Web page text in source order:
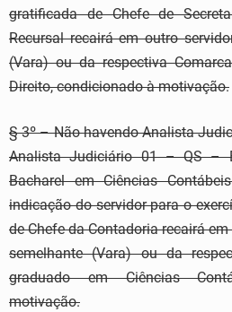
gratificada de Chefe de
Recursal recairá em outro
(Vara) ou da respectiva
Direito, condicionado à motivação.
§ 3º – Não havendo Analista
Analista Judiciário 01 – QS –
Bacharel em Ciências
indicação do servidor para o
de Chefe da Contadoria recairá
semelhante (Vara) ou da
graduado em Ciências
motivação.